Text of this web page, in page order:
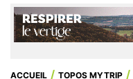
ACCUEIL TOPOS MYTRIP